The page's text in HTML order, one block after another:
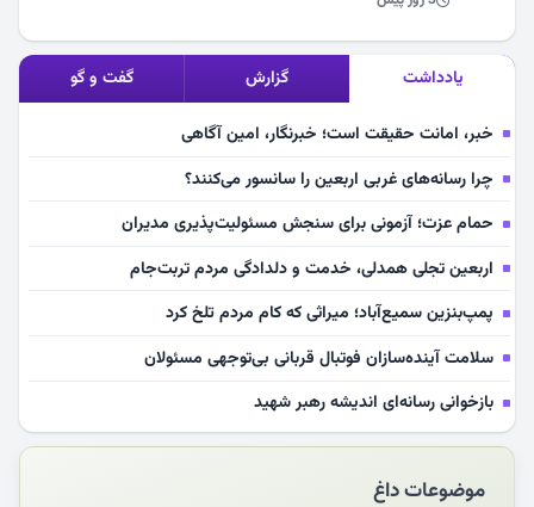
یادداشت گزارش گفت و گو
خبر، امانت حقیقت است؛ خبرنگار، امین آگاهی
چرا رسانه‌های غربی اربعین را سانسور می‌کنند؟
حمام عزت؛ آزمونی برای سنجش مسئولیت‌پذیری مدیران
اربعین تجلی همدلی، خدمت و دلدادگی مردم تربت‌جام
پمپ‌بنزین سمیع‌آباد؛ میراثی که کام مردم تلخ کرد
سلامت آینده‌سازان فوتبال قربانی بی‌توجهی مسئولان
بازخوانی رسانه‌ای اندیشه رهبر شهید
مشهدالرضا آقای شهید ایران را در آغوش کشید
مکن ای صبح طلوع
موضوعات داغ